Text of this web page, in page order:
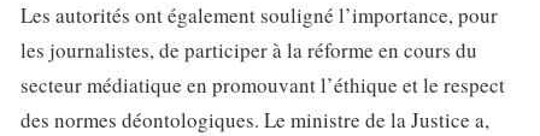
Les autorités ont également souligné l’importance, pour
les journalistes, de participer à la réforme en cours du
secteur médiatique en promouvant l’éthique et le respect
des normes déontologiques. Le ministre de la Justice a,